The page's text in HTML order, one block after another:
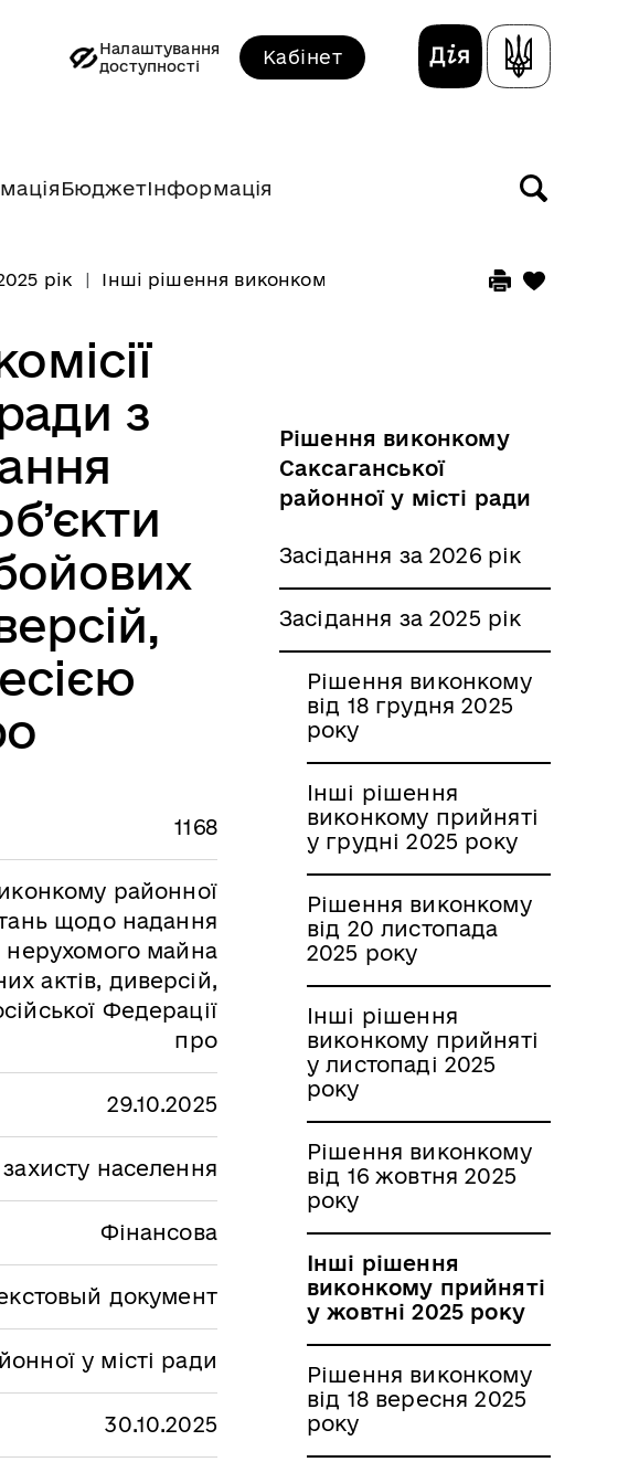
Налаштування
доступності
Кабінет
БюджетІнформація
рік Інші рішення виконкому прийняті у жовтні 2025 року
з
1168
районної
щодо надання
нерухомого майна
актів, диверсій,
Федерації
про
29.10.2025
населення
Фінансова
документ
у місті ради
30.10.2025
Рішення виконкому
Саксаганської
районної у місті ради
Засідання за 2026 рік
Засідання за 2025 рік
Рішення виконкому
від 18 грудня 2025
року
Інші рішення
виконкому прийняті
у грудні 2025 року
Рішення виконкому
від 20 листопада
2025 року
Інші рішення
виконкому прийняті
у листопаді 2025
року
Рішення виконкому
від 16 жовтня 2025
року
Інші рішення
виконкому прийняті
у жовтні 2025 року
Рішення виконкому
від 18 вересня 2025
року